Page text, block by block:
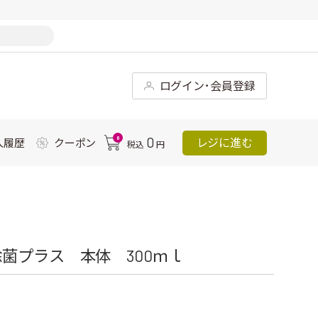
ログイン･会員登録
履歴 クーポン 0
税込 0 円 レジに進む
プラス 本体 300ｍｌ